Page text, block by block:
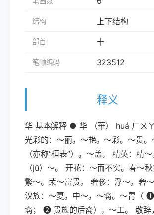
结构 上下结构
部首 十
笔顺编码 323512
释义
华 基本解释 ● 华 （華） huá ㄏㄨ
光彩的：～丽。～艳。～彩。～贵。
（亦称“桓表”）。～盖。 精英：精
（jǔ）～。 开花：～而不实。春～秋
繁～。荣～富贵。 奢侈：浮～。奢
汉族：～夏。中～。～裔。～胄（
裔； ➋ 贵族的后裔）。～工。 敬辞